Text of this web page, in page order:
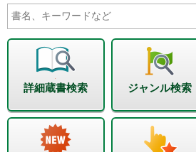
詳細蔵書検索 ジャンル検索